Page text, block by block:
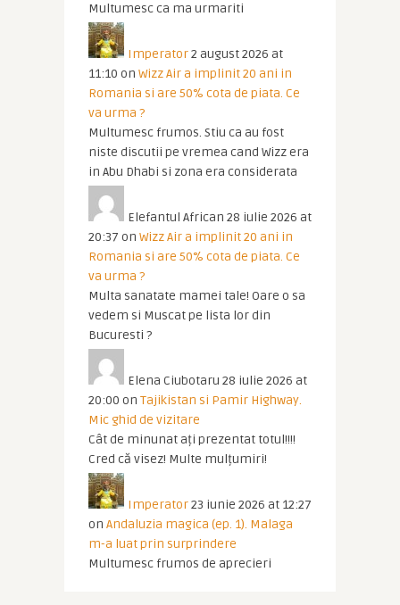
Multumesc ca ma urmariti
Imperator2 august 2026 at
11:10 on Wizz Air a implinit 20 ani in
Romania si are 50% cota de piata. Ce
va urma ?
Multumesc frumos. Stiu ca au fost
niste discutii pe vremea cand Wizz era
in Abu Dhabi si zona era considerata
Elefantul African 28 iulie 2026 at
20:37 on Wizz Air a implinit 20 ani in
Romania si are 50% cota de piata. Ce
va urma ?
Multa sanatate mamei tale! Oare o sa
vedem si Muscat pe lista lor din
Bucuresti ?
Elena Ciubotaru 28 iulie 2026 at
20:00 on Tajikistan si Pamir Highway.
Mic ghid de vizitare
Cât de minunat ați prezentat totul!!!!
Cred că visez! Multe mulțumiri!
Imperator23 iunie 2026 at 12:27
on Andaluzia magica (ep. 1). Malaga
m-a luat prin surprindere
Multumesc frumos de aprecieri